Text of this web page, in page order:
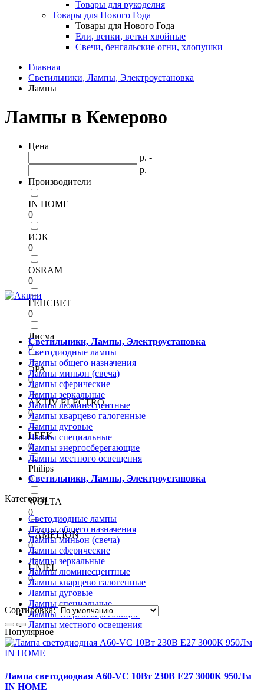
Товары для рукоделия
Товары для Нового Года
Товары для Нового Года
Ели, венки, ветки хвойные
Свечи, бенгальские огни, хлопушки
Главная
Светильники, Лампы, Электроустановка
Лампы
Лампы в Кемерово
Цена
р. -
р.
Производители
IN HOME
0
ИЭК
0
OSRAM
0
ГЕНСВЕТ
0
Лисма
0
ЭРА
0
AKTIV ELECTRO
0
LEEK
0
Philips
0
WOLTA
0
CAMELION
0
UNIEL
0
Светильники, Лампы, Электроустановка
Светодиодные лампы
Лампы общего назначения
Лампы миньон (свеча)
Лампы сферические
Лампы зеркальные
Лампы люминесцентные
Лампы кварцево галогенные
Лампы дуговые
Лампы специальные
Лампы энергосберегающие
Лампы местного освещения
Светильники, Лампы, Электроустановка
Категории
Светодиодные лампы
Лампы общего назначения
Лампы миньон (свеча)
Лампы сферические
Лампы зеркальные
Лампы люминесцентные
Лампы кварцево галогенные
Лампы дуговые
Лампы специальные
Лампы энергосберегающие
Лампы местного освещения
Сортировка:
Популярное
Лампа светодиодная А60-VC 10Вт 230В Е27 3000К 950Лм
IN HOME